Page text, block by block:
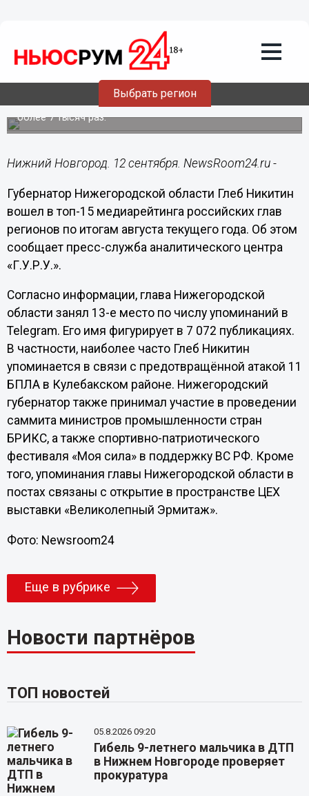
Выбрать регион
Глеб Никитин попал в топ-15
августовского медиарейтинга глав
регионов
Имя нижегородского губернатора упоминалось в СМИ
более 7 тысяч раз.
Нижний Новгород. 12 сентября. NewsRoom24.ru -
Губернатор Нижегородской области Глеб Никитин
вошел в топ-15 медиарейтинга российских глав
регионов по итогам августа текущего года. Об этом
сообщает пресс-служба аналитического центра
«Г.У.Р.У.».
Согласно информации, глава Нижегородской
области занял 13-е место по числу упоминаний в
Telegram. Его имя фигурирует в 7 072 публикациях.
В частности, наиболее часто Глеб Никитин
упоминается в связи с предотвращённой атакой 11
БПЛА в Кулебакском районе. Нижегородский
губернатор также принимал участие в проведении
саммита министров промышленности стран
БРИКС, а также спортивно-патриотического
фестиваля «Моя сила» в поддержку ВС РФ. Кроме
того, упоминания главы Нижегородской области в
постах связаны с открытие в пространстве ЦЕХ
выставки «Великолепный Эрмитаж».
Фото: Newsroom24
Еще в рубрике
Новости партнёров
ТОП новостей
05.8.2026 09:20
Гибель 9-летнего мальчика в ДТП
в Нижнем Новгороде проверяет
прокуратура